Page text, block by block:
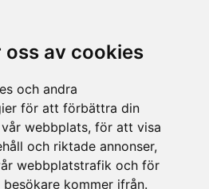
oss av cookies
och andra
för att förbättra din
webbplats, för att visa
och riktade annonser,
webbplatstrafik och för
kommer ifrån.